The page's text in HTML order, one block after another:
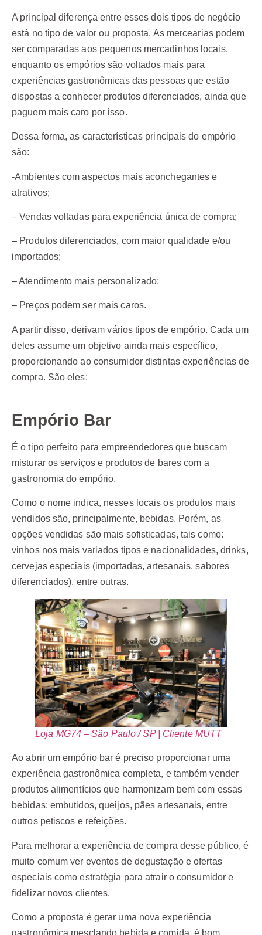
A principal diferença entre esses dois tipos de negócio
está no tipo de valor ou proposta. As mercearias podem
ser comparadas aos pequenos mercadinhos locais,
enquanto os empórios são voltados mais para
experiências gastronômicas das pessoas que estão
dispostas a conhecer produtos diferenciados, ainda que
paguem mais caro por isso.
Dessa forma, as características principais do empório
são:
-Ambientes com aspectos mais aconchegantes e
atrativos;
– Vendas voltadas para experiência única de compra;
– Produtos diferenciados, com maior qualidade e/ou
importados;
– Atendimento mais personalizado;
– Preços podem ser mais caros.
A partir disso, derivam vários tipos de empório. Cada um
deles assume um objetivo ainda mais específico,
proporcionando ao consumidor distintas experiências de
compra. São eles:
Empório Bar
É o tipo perfeito para empreendedores que buscam
misturar os serviços e produtos de bares com a
gastronomia do empório.
Como o nome indica, nesses locais os produtos mais
vendidos são, principalmente, bebidas. Porém, as
opções vendidas são mais sofisticadas, tais como:
vinhos nos mais variados tipos e nacionalidades, drinks,
cervejas especiais (importadas, artesanais, sabores
diferenciados), entre outras.
Loja MG74 – São Paulo / SP | Cliente MUTT
Ao abrir um empório bar é preciso proporcionar uma
experiência gastronômica completa, e também vender
produtos alimentícios que harmonizam bem com essas
bebidas: embutidos, queijos, pães artesanais, entre
outros petiscos e refeições.
Para melhorar a experiência de compra desse público, é
muito comum ver eventos de degustação e ofertas
especiais como estratégia para atrair o consumidor e
fidelizar novos clientes.
Como a proposta é gerar uma nova experiência
gastronômica mesclando bebida e comida, é bom